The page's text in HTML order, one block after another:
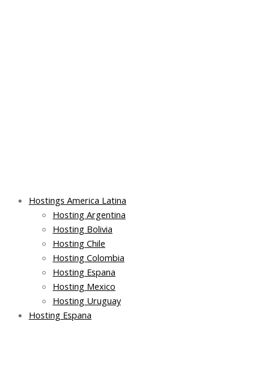
Hostings America Latina
Hosting Argentina
Hosting Bolivia
Hosting Chile
Hosting Colombia
Hosting Espana
Hosting Mexico
Hosting Uruguay
Hosting Espana